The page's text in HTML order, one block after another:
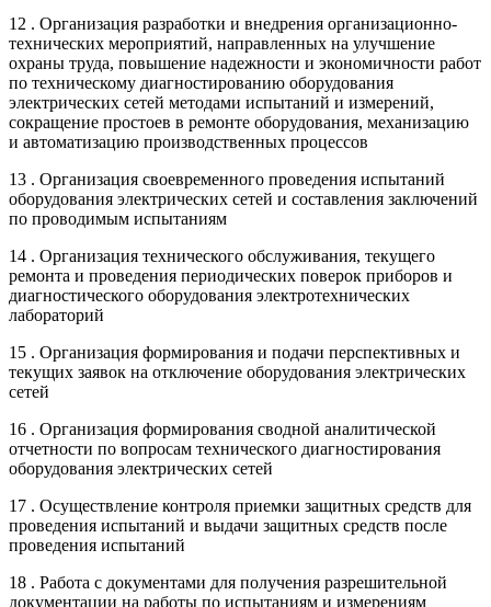
12 . Организация разработки и внедрения организационно-
технических мероприятий, направленных на улучшение
охраны труда, повышение надежности и экономичности работ
по техническому диагностированию оборудования
электрических сетей методами испытаний и измерений,
сокращение простоев в ремонте оборудования, механизацию
и автоматизацию производственных процессов
13 . Организация своевременного проведения испытаний
оборудования электрических сетей и составления заключений
по проводимым испытаниям
14 . Организация технического обслуживания, текущего
ремонта и проведения периодических поверок приборов и
диагностического оборудования электротехнических
лабораторий
15 . Организация формирования и подачи перспективных и
текущих заявок на отключение оборудования электрических
сетей
16 . Организация формирования сводной аналитической
отчетности по вопросам технического диагностирования
оборудования электрических сетей
17 . Осуществление контроля приемки защитных средств для
проведения испытаний и выдачи защитных средств после
проведения испытаний
18 . Работа с документами для получения разрешительной
документации на работы по испытаниям и измерениям